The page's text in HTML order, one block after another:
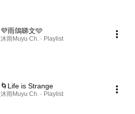
💜雨鴿睇文🩵
沐雨Muyu Ch. · Playlist
🌀Life is Strange
沐雨Muyu Ch. · Playlist